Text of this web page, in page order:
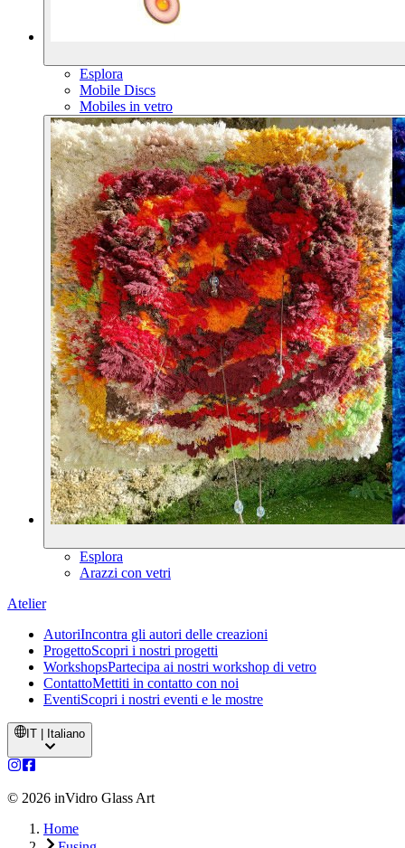
Esplora
Mobile Discs
Mobiles in vetro
Esplora
Arazzi con vetri
Atelier
AutoriIncontra gli autori delle creazioni
ProgettoScopri i nostri progetti
WorkshopsPartecipa ai nostri workshop di vetro
ContattoMettiti in contatto con noi
EventiScopri i nostri eventi e le mostre
IT | Italiano
© 2026 inVidro Glass Art
Home